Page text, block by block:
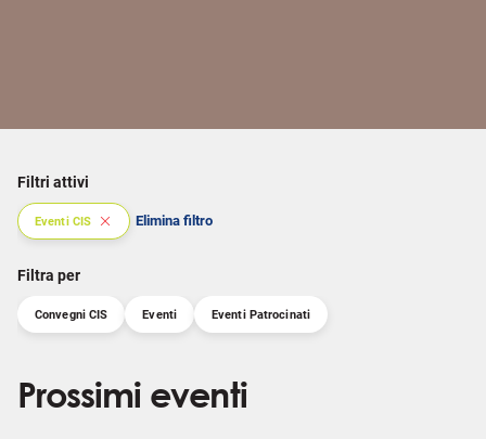
Filtri attivi
Eventi CIS Elimina filtro
Filtra per
Convegni CIS Eventi Eventi Patrocinati
Prossimi eventi